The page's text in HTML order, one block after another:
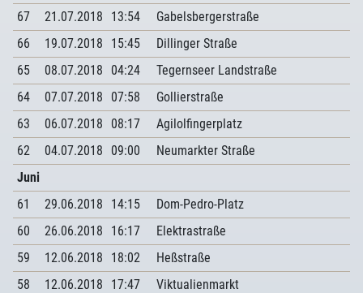
67
21.07.2018 13:54
Gabelsbergerstraße
66
19.07.2018 15:45
Dillinger Straße
65
08.07.2018 04:24
Tegernseer Landstraße
64
07.07.2018 07:58
Gollierstraße
63
06.07.2018 08:17
Agilolfingerplatz
62
04.07.2018 09:00
Neumarkter Straße
Juni
61
29.06.2018 14:15
Dom-Pedro-Platz
60
26.06.2018 16:17
Elektrastraße
59
12.06.2018 18:02
Heßstraße
58
12.06.2018 17:47
Viktualienmarkt